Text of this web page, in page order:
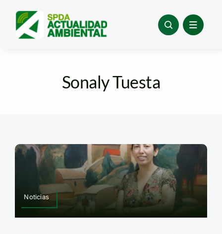
content
Sonaly Tuesta
Noticias